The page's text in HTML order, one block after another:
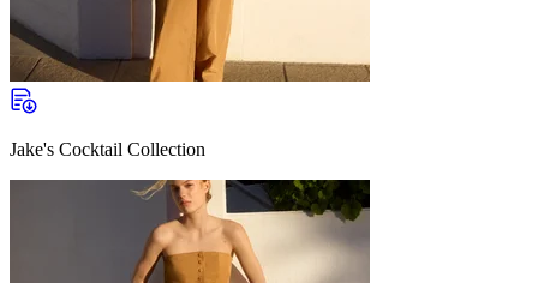
Jake's Cocktail Collection